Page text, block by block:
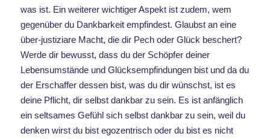
was ist. Ein weiterer wichtiger Aspekt ist zudem, wem
gegenüber du Dankbarkeit empfindest. Glaubst an eine
über-justiziare Macht, die dir Pech oder Glück beschert?
Werde dir bewusst, dass du der Schöpfer deiner
Lebensumstände und Glücksempfindungen bist und da du
der Erschaffer dessen bist, was du dir wünschst, ist es
deine Pflicht, dir selbst dankbar zu sein. Es ist anfänglich
ein seltsames Gefühl sich selbst dankbar zu sein, weil du
denken wirst du bist egozentrisch oder du bist es nicht